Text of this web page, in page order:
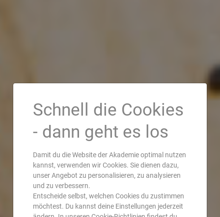
Schnell die Cookies
- dann geht es los
Damit du die Website der Akademie optimal nutzen
kannst, verwenden wir Cookies. Sie dienen dazu,
unser Angebot zu personalisieren, zu analysieren
und zu verbessern.
Entscheide selbst, welchen Cookies du zustimmen
möchtest. Du kannst deine Einstellungen jederzeit